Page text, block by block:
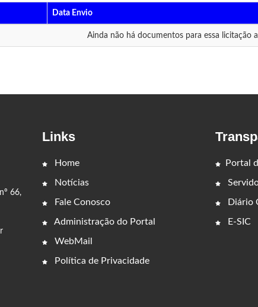
Data Envio
Ainda não há documentos para essa licitação
66,
Links
Home
Notícias
Fale Conosco
Administração do Portal
WebMail
Política de Privacidade
Portal
Diário
E-SIC